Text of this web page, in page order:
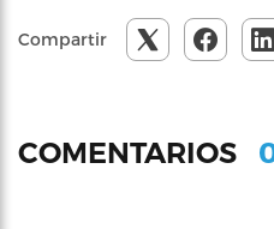
Compartir
COMENTARIOS